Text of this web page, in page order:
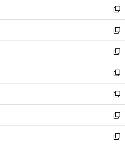
く
ド
ウ
で
開
く
ィ
ン
ド
ウ
で
開
く
い
ウ
ィ
ン
ド
ウ
で
開
く
新
し
い
ウ
ィ
ン
ド
ウ
で
開
く
新
し
い
ウ
ィ
ン
ド
ウ
で
開
く
新
し
い
ウ
ィ
ン
ド
ウ
で
開
新
し
い
ウ
ィ
ン
ド
ウ
新
し
い
ウ
ィ
ン
新
し
い
ウ
新
し